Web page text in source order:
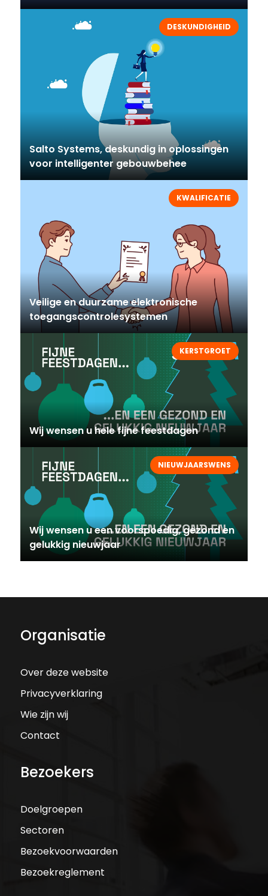
DESKUNDIGHEID
Salto Systems, deskundig in oplossingen
voor intelligenter gebouwbehee
KWALIFICATIE
Veilige en duurzame elektronische
toegangscontrolesystemen
KERSTGROET
Wij wensen u hele fijne feestdagen
NIEUWJAARSWENS
Wij wensen u een voorspoedig, gezond en
gelukkig nieuwjaar
Organisatie
Over deze website
Privacyverklaring
Wie zijn wij
Contact
Bezoekers
Doelgroepen
Sectoren
Bezoekvoorwaarden
Bezoekreglement